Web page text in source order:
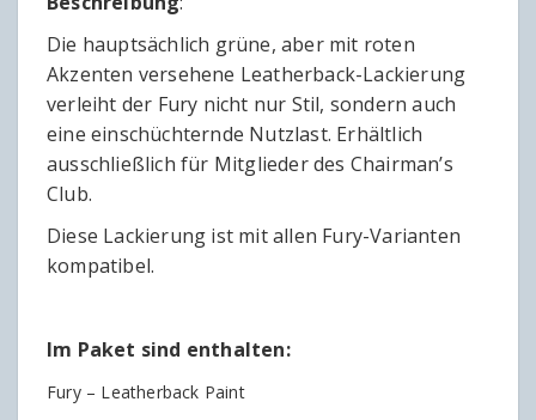
Die hauptsächlich grüne, aber mit roten
Akzenten versehene Leatherback-Lackierung
verleiht der Fury nicht nur Stil, sondern auch
eine einschüchternde Nutzlast. Erhältlich
ausschließlich für Mitglieder des Chairman’s
Club.
Diese Lackierung ist mit allen Fury-Varianten
kompatibel.
Im Paket sind enthalten:
Fury – Leatherback Paint